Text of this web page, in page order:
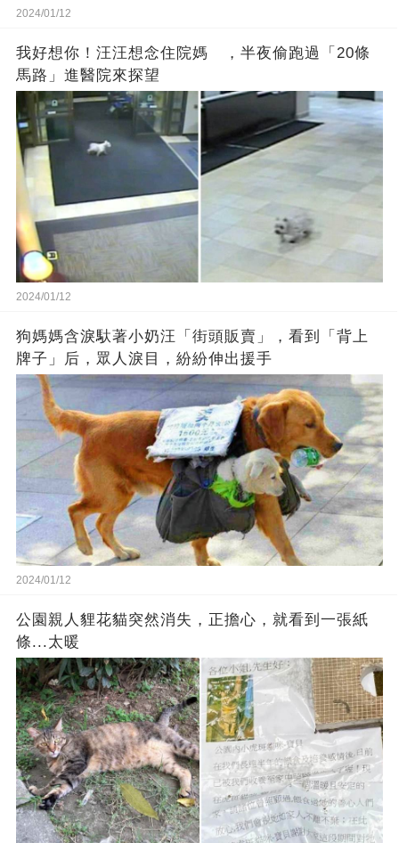
2024/01/12
我好想你！汪汪想念住院媽 ，半夜偷跑過「20條
馬路」進醫院來探望
2024/01/12
狗媽媽含淚馱著小奶汪「街頭販賣」，看到「背上
牌子」后，眾人淚目，紛紛伸出援手
2024/01/12
公園親人貍花貓突然消失，正擔心，就看到一張紙
條...太暖